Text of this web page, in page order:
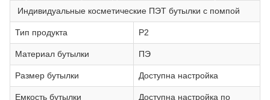
Индивидуальные косметические ПЭТ бутылки с помпой
Тип продукта P2
Материал бутылки ПЭ
Размер бутылки Доступна настройка
Емкость бутылки
Доступна настройка по